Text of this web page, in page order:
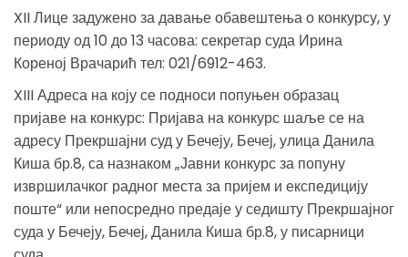
XII Лице задужено за давање обавештења о конкурсу, у
периоду од 10 до 13 часова: секретар суда Ирина
Кореној Врачарић тел: 021/6912-463.
XIII Адреса на коју се подноси попуњен образац
пријаве на конкурс: Пријава на конкурс шаље се на
адресу Прекршајни суд у Бечеју, Бечеј, улица Данила
Киша бр.8, са назнаком „Јавни конкурс за попуну
извршилачког радног места за пријем и експедицију
поште“ или непосредно предаје у седишту Прекршајног
суда у Бечеју, Бечеј, Данила Киша бр.8, у писарници